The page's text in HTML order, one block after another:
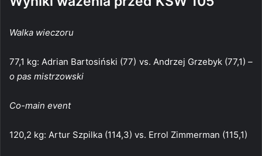
Walka wieczoru
77,1 kg: Adrian Bartosiński (77) vs. Andrzej Grzebyk (77,1) –
o pas mistrzowski
Co-main event
120,2 kg: Artur Szpilka (114,3) vs. Errol Zimmerman (115,1)